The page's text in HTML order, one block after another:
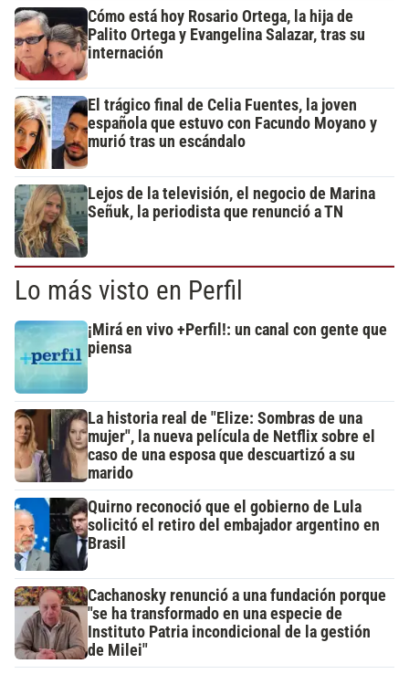
Cómo está hoy Rosario Ortega, la hija de
Palito Ortega y Evangelina Salazar, tras su
internación
El trágico final de Celia Fuentes, la joven
española que estuvo con Facundo Moyano y
murió tras un escándalo
Lejos de la televisión, el negocio de Marina
Señuk, la periodista que renunció a TN
Lo más visto en Perfil
¡Mirá en vivo +Perfil!: un canal con gente que
piensa
La historia real de "Elize: Sombras de una
mujer", la nueva película de Netflix sobre el
caso de una esposa que descuartizó a su
marido
Quirno reconoció que el gobierno de Lula
solicitó el retiro del embajador argentino en
Brasil
Cachanosky renunció a una fundación porque
"se ha transformado en una especie de
Instituto Patria incondicional de la gestión
de Milei"